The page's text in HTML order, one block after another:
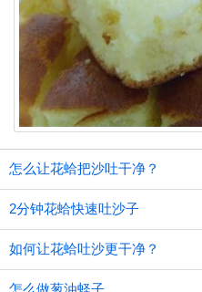
怎么让花蛤把沙吐干净？
2分钟花蛤快速吐沙子
如何让花蛤吐沙更干净？
怎么做葱油蛏子